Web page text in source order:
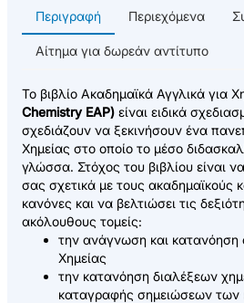
Περιγραφή Περιεχόμενα
Αίτημα για δωρεάν αντίτυπο
Το βιβλίο Ακαδημαϊκά Αγγλικά για
Chemistry EAP) είναι ειδικά
σχεδιάζουν να ξεκινήσουν ένα
Χημείας στο οποίο το μέσο
γλώσσα. Στόχος του βιβλίου είναι
σας σχετικά με τους ακαδημαϊκούς
κανόνες και να βελτιώσει τις
ακόλουθους τομείς:
την ανάγνωση και κατανόηση
Χημείας
την κατανόηση διαλέξεων
καταγραφής σημειώσεων των